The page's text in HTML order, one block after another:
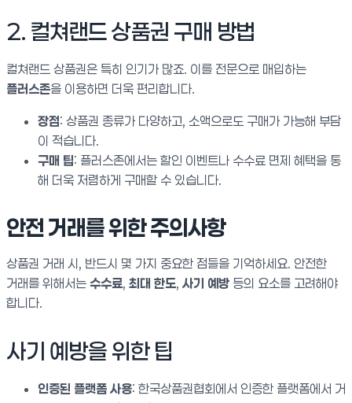
2. 컬쳐랜드 상품권 구매 방법
컬쳐랜드 상품권은 특히 인기가 많죠. 이를 전문으로 매입하는
플러스존을 이용하면 더욱 편리합니다.
장점: 상품권 종류가 다양하고, 소액으로도 구매가 가능해 부담
이 적습니다.
구매 팁: 플러스존에서는 할인 이벤트나 수수료 면제 혜택을 통
해 더욱 저렴하게 구매할 수 있습니다.
안전 거래를 위한 주의사항
상품권 거래 시, 반드시 몇 가지 중요한 점들을 기억하세요. 안전한
거래를 위해서는 수수료, 최대 한도, 사기 예방 등의 요소를 고려해야
합니다.
사기 예방을 위한 팁
인증된 플랫폼 사용: 한국상품권협회에서 인증한 플랫폼에서 거